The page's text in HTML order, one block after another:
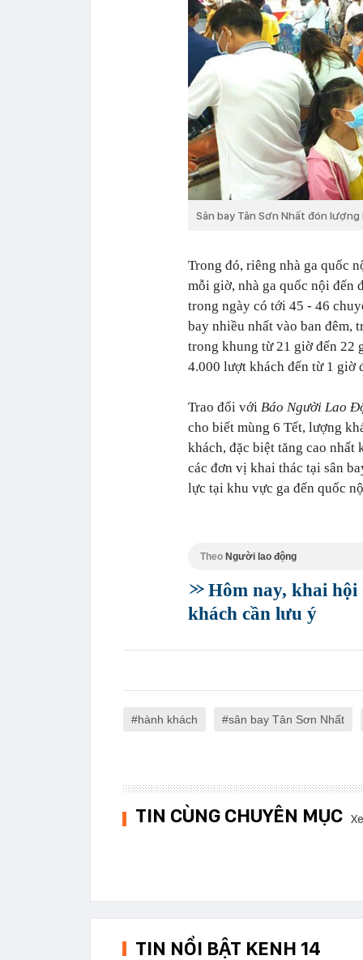
Sân bay Tân Sơn Nhất đón
Trong đó, riêng nhà ga quốc
mỗi giờ, nhà ga quốc nội đến
trong ngày có tới 45 - 46
bay nhiều nhất vào ban đêm,
trong khung từ 21 giờ đến 22
4.000 lượt khách đến từ 1 giờ
Trao đổi với Báo Người Lao
cho biết mùng 6 Tết, lượng
khách, đặc biệt tăng cao nhất
các đơn vị khai thác tại sân
lực tại khu vực ga đến quốc
Theo Người lao động
Hôm nay, khai
khách cần lưu ý
hành khách sân bay Tân Sơn Nhất
TIN CÙNG CHUYÊN MỤC
TIN NỔI BẬT KENH 14